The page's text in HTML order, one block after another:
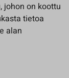
johon on koottu
tietoa
alan